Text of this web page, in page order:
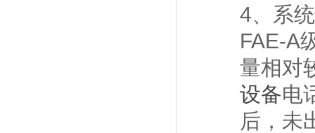
4、系
FAE-A
量相对
设备电
后，未